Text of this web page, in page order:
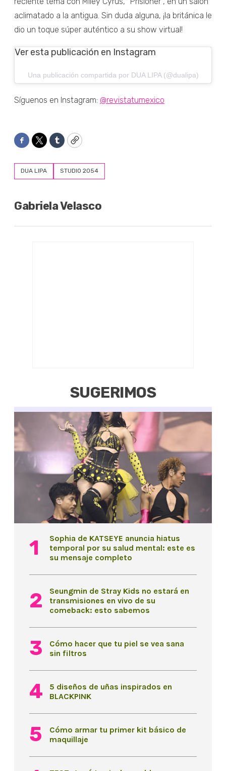
aclimatado a la antigua. Sin duda alguna, ¡la británica le
dio un toque súper auténtico a su show virtual!
Ver esta publicación en Instagram
Una publicación compartida por DUA LIPA (@dualipa)
Síguenos en Instagram: @revistatumexico
Facebook
TwitterTumblrCopy
DUA LIPA STUDIO 2054
Gabriela Velasco
SUGERIMOS
Sophia de KATSEYE anuncia hiatus
temporal por su salud mental: este es
su mensaje completo
Seungmin de Stray Kids no estará en
transmisiones en vivo de su
comeback: esto sabemos
Cómo hacer que tu piel se vea sana
sin filtros
5 diseños de uñas inspirados en
BLACKPINK
Cómo armar tu primer kit básico de
maquillaje